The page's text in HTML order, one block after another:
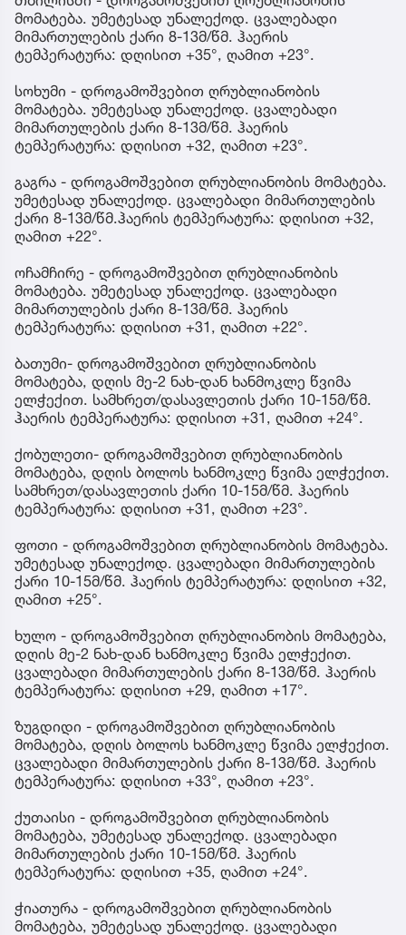
მომატება. უმეტესად უნალექოდ. ცვალებადი
მიმართულების ქარი 8-13მ/წმ. ჰაერის
ტემპერატურა: დღისით +35°, ღამით +23°.
სოხუმი - დროგამოშვებით ღრუბლიანობის
მომატება. უმეტესად უნალექოდ. ცვალებადი
მიმართულების ქარი 8-13მ/წმ. ჰაერის
ტემპერატურა: დღისით +32, ღამით +23°.
გაგრა - დროგამოშვებით ღრუბლიანობის მომატება.
უმეტესად უნალექოდ. ცვალებადი მიმართულების
ქარი 8-13მ/წმ.ჰაერის ტემპერატურა: დღისით +32,
ღამით +22°.
ოჩამჩირე - დროგამოშვებით ღრუბლიანობის
მომატება. უმეტესად უნალექოდ. ცვალებადი
მიმართულების ქარი 8-13მ/წმ. ჰაერის
ტემპერატურა: დღისით +31, ღამით +22°.
ბათუმი- დროგამოშვებით ღრუბლიანობის
მომატება, დღის მე-2 ნახ-დან ხანმოკლე წვიმა
ელჭექით. სამხრეთ/დასავლეთის ქარი 10-15მ/წმ.
ჰაერის ტემპერატურა: დღისით +31, ღამით +24°.
ქობულეთი- დროგამოშვებით ღრუბლიანობის
მომატება, დღის ბოლოს ხანმოკლე წვიმა ელჭექით.
სამხრეთ/დასავლეთის ქარი 10-15მ/წმ. ჰაერის
ტემპერატურა: დღისით +31, ღამით +23°.
ფოთი - დროგამოშვებით ღრუბლიანობის მომატება.
უმეტესად უნალექოდ. ცვალებადი მიმართულების
ქარი 10-15მ/წმ. ჰაერის ტემპერატურა: დღისით +32,
ღამით +25°.
ხულო - დროგამოშვებით ღრუბლიანობის მომატება,
დღის მე-2 ნახ-დან ხანმოკლე წვიმა ელჭექით.
ცვალებადი მიმართულების ქარი 8-13მ/წმ. ჰაერის
ტემპერატურა: დღისით +29, ღამით +17°.
ზუგდიდი - დროგამოშვებით ღრუბლიანობის
მომატება, დღის ბოლოს ხანმოკლე წვიმა ელჭექით.
ცვალებადი მიმართულების ქარი 8-13მ/წმ. ჰაერის
ტემპერატურა: დღისით +33°, ღამით +23°.
ქუთაისი - დროგამოშვებით ღრუბლიანობის
მომატება, უმეტესად უნალექოდ. ცვალებადი
მიმართულების ქარი 10-15მ/წმ. ჰაერის
ტემპერატურა: დღისით +35, ღამით +24°.
ჭიათურა - დროგამოშვებით ღრუბლიანობის
მომატება, უმეტესად უნალექოდ. ცვალებადი